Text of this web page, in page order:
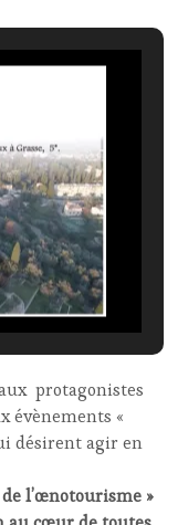
protagonistes
évènements «
désirent agir en
l’œnotourisme »